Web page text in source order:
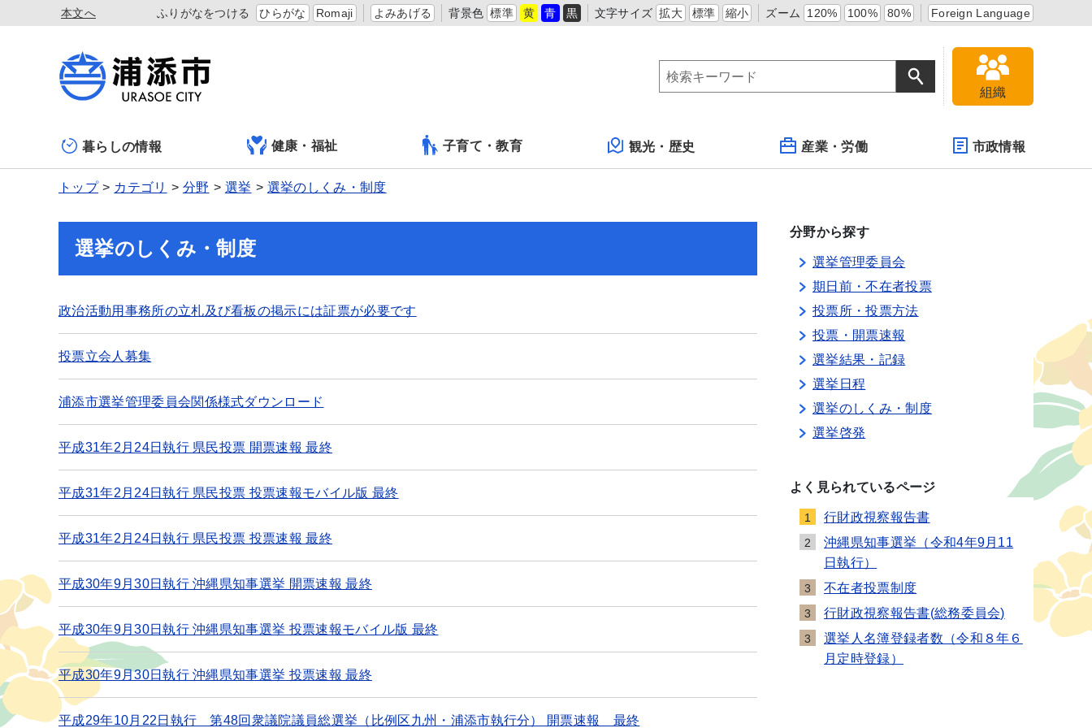
本文へ ふりがなをつける ひらがな Romaji よみあげる 背景色 標準 黄 青 黒 文字サイズ 拡大 標準 縮小 ズーム 120% 100% 80% Foreign Language
組織
暮らしの情報 健康・福祉 子育て・教育 観光・歴史 産業・労働 市政情報
トップ カテゴリ 分野 選挙 選挙のしくみ・制度
選挙のしくみ・制度
政治活動用事務所の立札及び看板の掲示には証票が必要です
投票立会人募集
浦添市選挙管理委員会関係様式ダウンロード
平成31年2月24日執行 県民投票 開票速報 最終
平成31年2月24日執行 県民投票 投票速報モバイル版 最終
平成31年2月24日執行 県民投票 投票速報 最終
平成30年9月30日執行 沖縄県知事選挙 開票速報 最終
平成30年9月30日執行 沖縄県知事選挙 投票速報モバイル版 最終
平成30年9月30日執行 沖縄県知事選挙 投票速報 最終
平成29年10月22日執行 第48回衆議院議員総選挙（比例区九州・浦添市執行分） 開票速報 最終
分野から探す
選挙管理委員会
期日前・不在者投票
投票所・投票方法
投票・開票速報
選挙結果・記録
選挙日程
選挙のしくみ・制度
選挙啓発
よく見られているページ
1 行財政視察報告書
2
沖縄県知事選挙（令和4年9月11
日執行）
3 不在者投票制度
3 行財政視察報告書(総務委員会)
3
選挙人名簿登録者数（令和８年６
月定時登録）